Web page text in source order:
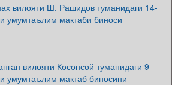
вилояти Ш. Рашидов туманидаги 14-
умумтаълим мактаби биноси
вилояти Косонсой туманидаги 9-
умумтаълим мактаб биносини